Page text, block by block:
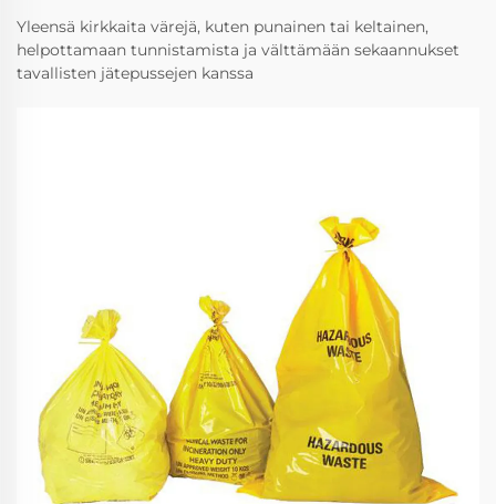
Yleensä kirkkaita värejä, kuten punainen tai keltainen,
helpottamaan tunnistamista ja välttämään sekaannukset
tavallisten jätepussejen kanssa